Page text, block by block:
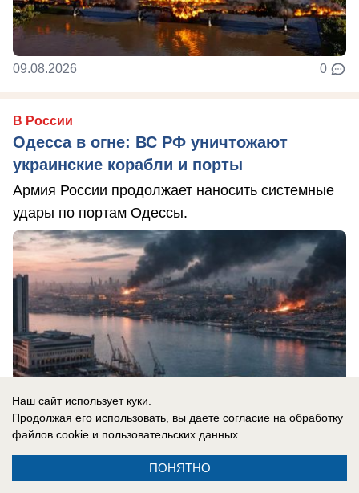
09.08.2026 0
В России
Одесса в огне: ВС РФ уничтожают
украинские корабли и порты
Армия России продолжает наносить системные
удары по портам Одессы.
Наш сайт использует куки.
Продолжая его использовать, вы даете согласие на обработку
файлов cookie и пользовательских данных.
ПОНЯТНО